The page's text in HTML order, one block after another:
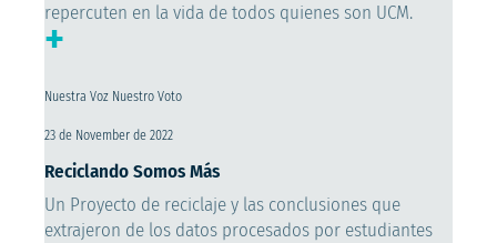
repercuten en la vida de todos quienes son UCM.
+
Nuestra Voz Nuestro Voto
23 de November de 2022
Reciclando Somos Más
Un Proyecto de reciclaje y las conclusiones que
extrajeron de los datos procesados por estudiantes